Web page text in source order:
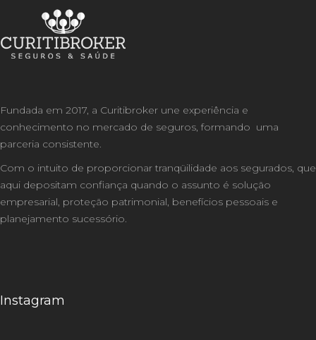
Fundada em 2017, a Curitibroker une experiência e
conhecimento no mercado de seguros, formando uma
parceria consistente.
Com o intuito de proporcionar tranqüilidade aos segurados, que
aqui depositam confiança quando o assunto é solução
empresarial, proteção patrimonial, benefícios pessoais e
planejamento sucessório.
Instagram